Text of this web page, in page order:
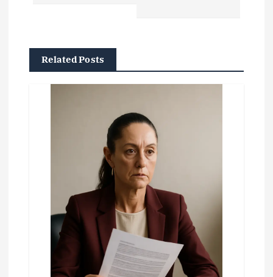
Related Posts